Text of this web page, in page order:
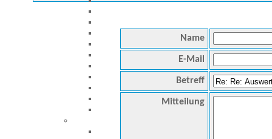
Name
E-Mail
Betreff
Mitteilung